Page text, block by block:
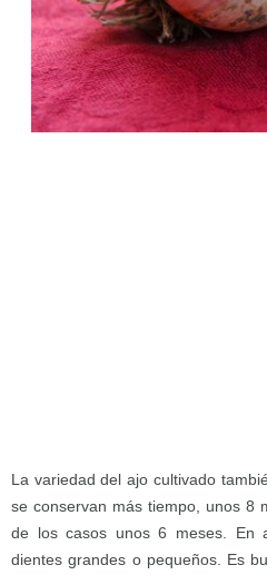
La variedad del ajo cultivado
se conservan más tiempo, unos 8
de los casos unos 6 meses. En
dientes grandes o pequeños. Es